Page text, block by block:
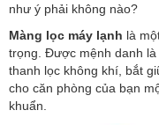
như ý phải không nào?
Màng lọc máy lạnh là
trọng. Được mệnh danh
thanh lọc không khí, bắt
cho căn phòng của bạn
khuẩn.